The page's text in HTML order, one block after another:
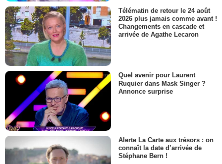
Télématin de retour le 24 août
2026 plus jamais comme avant !
Changements en cascade et
arrivée de Agathe Lecaron
Quel avenir pour Laurent
Ruquier dans Mask Singer ?
Annonce surprise
Alerte La Carte aux trésors : on
connaît la date d’arrivée de
Stéphane Bern !